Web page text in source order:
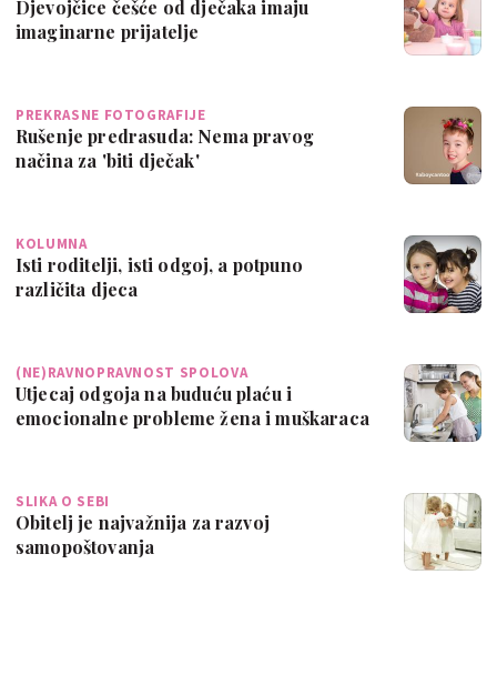
Djevojčice češće od dječaka imaju
imaginarne prijatelje
PREKRASNE FOTOGRAFIJE
Rušenje predrasuda: Nema pravog
načina za 'biti dječak'
KOLUMNA
Isti roditelji, isti odgoj, a potpuno
različita djeca
(NE)RAVNOPRAVNOST SPOLOVA
Utjecaj odgoja na buduću plaću i
emocionalne probleme žena i muškaraca
SLIKA O SEBI
Obitelj je najvažnija za razvoj
samopoštovanja